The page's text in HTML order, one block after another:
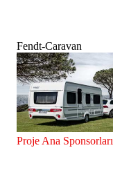
Fendt-Caravan
Proje Ana Sponsorları